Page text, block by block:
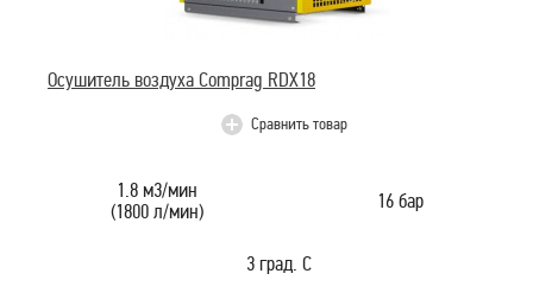
Осушитель воздуха Comprag RDX18
Сравнить товар
1.8 м3/мин
(1800 л/мин)
16 бар
3 град. С